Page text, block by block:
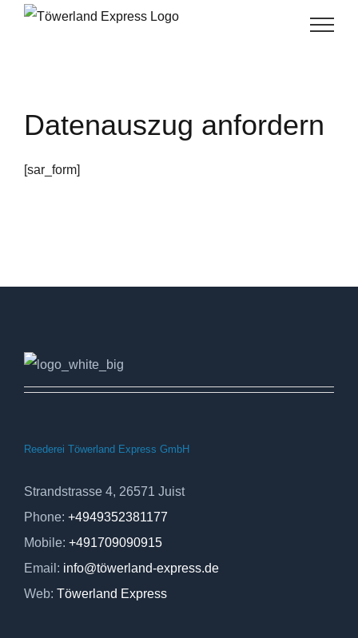
Datenauszug anfordern
[sar_form]
Reederei Töwerland Express GmbH
Strandstrasse 4, 26571 Juist
Phone: +4949352381177
Mobile: +491709090915
Email: info@töwerland-express.de
Web: Töwerland Express